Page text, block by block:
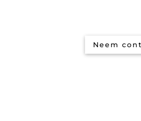
Neem